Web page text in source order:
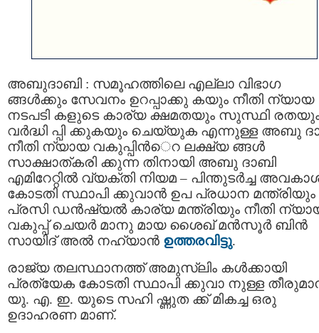
അബുദാബി : സമൂഹത്തിലെ എല്ലാ വിഭാഗ
ങ്ങള്‍ക്കും സേവനം ഉറപ്പാക്കു കയും നീതി ന്യായ
നടപടി കളുടെ കാര്യ ക്ഷമതയും സുസ്ഥി
വര്‍ദ്ധി പ്പി ക്കുകയും ചെയ്യുക എന്നുള്ള അബു
നീതി ന്യായ വകുപ്പിന്‍െറ ലക്ഷ്യ ങ്ങള്‍
സാക്ഷാത്കരി ക്കുന്ന തിനായി അബു ദാബി
എമിറേറ്റില്‍ വ്യക്തി നിയമ – പിന്തുടര്‍ച്ച
കോടതി സ്ഥാപി ക്കുവാന്‍ ഉപ പ്രധാന മന്ത്രിയും
പ്രസി ഡന്‍ഷ്യല്‍ കാര്യ മന്ത്രിയും നീതി
വകുപ്പ് ചെയര്‍ മാനു മായ ശൈഖ് മന്‍സൂര്‍ ബിന്‍
സായിദ് അല്‍ നഹ്യാന്‍ ഉത്തരവിട്ടു.
രാജ്യ തലസ്ഥാനത്ത് അമുസ്ലിം കള്‍ക്കായി
പ്രത്യേക കോടതി സ്ഥാപി ക്കുവാ നുള്ള
യു. എ. ഇ. യുടെ സഹി ഷ്ണുത ക്ക് മികച്ച ഒരു
ഉദാഹരണ മാണ്.